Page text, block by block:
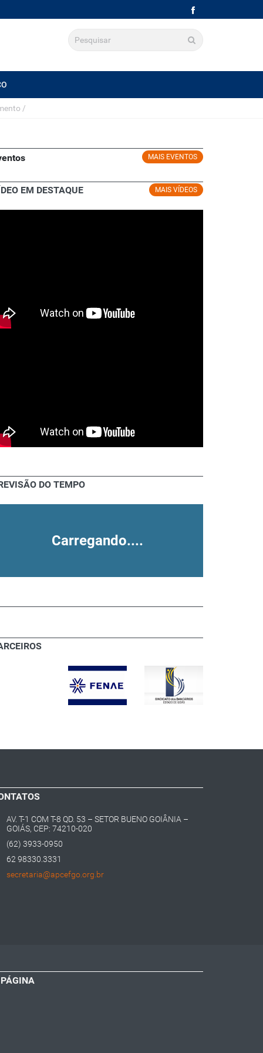
/
MAIS EVENTOS
MAIS VÍDEOS
EM DESTAQUE
DO TEMPO
Carregando....
AV. T-1 COM T-8 QD. 53 – SETOR BUENO GOIÂNIA –
GOIÁS, CEP: 74210-020
(62) 3933-0950
62 98330.3331
secretaria@apcefgo.org.br